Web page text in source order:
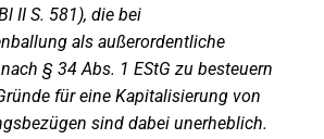
II S. 581), die bei
als außerordentliche
§ 34 Abs. 1 EStG zu besteuern
für eine Kapitalisierung von
sind dabei unerheblich.